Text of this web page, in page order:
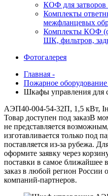
КОФ для
Комплекты
межфланцевых
Комплекты КОФ
ШК, фильтров,
Фотогалерея
Главная -
Пожарное
Шкафы управления для
АЭП40-004-54-32П, 1,5 кВт,
Товар доступен под заказВ
не представляется
изготавливается только под
поставляется из-за рубежа.
оформите заявку через
поставки в самое ближайшее
заказ в любой регион России
компаний-партнеров.